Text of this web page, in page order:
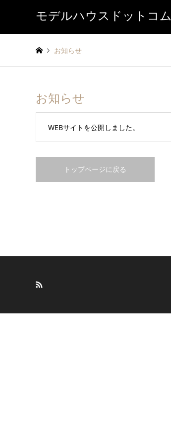
モデルハウスドットコム
お知らせ
お知らせ
WEBサイトを公開しました。
トップページに戻る